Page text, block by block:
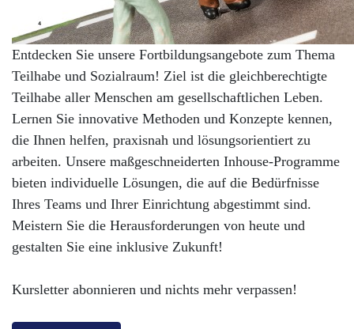
Entdecken Sie unsere Fortbildungsangebote zum Thema
Teilhabe und Sozialraum! Ziel ist die gleichberechtigte
Teilhabe aller Menschen am gesellschaftlichen Leben.
Lernen Sie innovative Methoden und Konzepte kennen,
die Ihnen helfen, praxisnah und lösungsorientiert zu
arbeiten. Unsere maßgeschneiderten Inhouse-Programme
bieten individuelle Lösungen, die auf die Bedürfnisse
Ihres Teams und Ihrer Einrichtung abgestimmt sind.
Meistern Sie die Herausforderungen von heute und
gestalten Sie eine inklusive Zukunft!
Kursletter abonnieren und nichts mehr verpassen!